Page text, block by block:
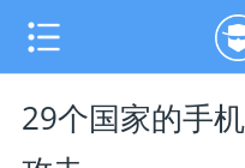
29个国家的手